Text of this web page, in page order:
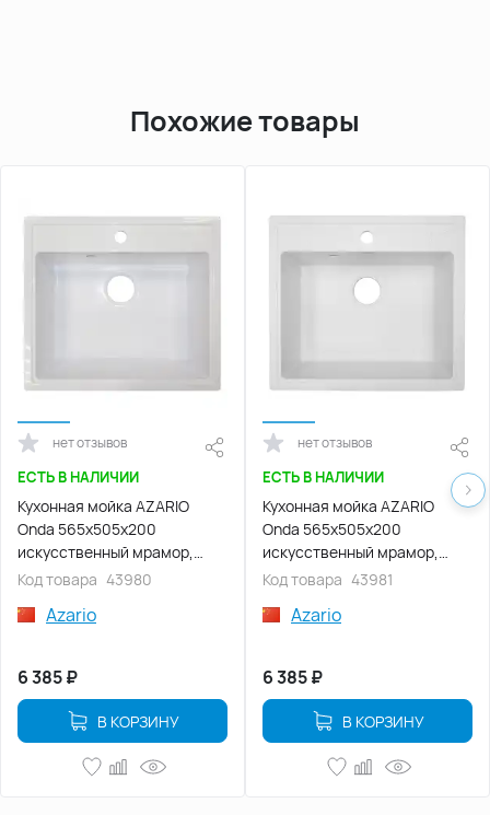
Похожие товары
нет отзывов
ЕСТЬ В НАЛИЧИИ
Кухонная мойка AZARIO
Onda 565x505x200
искусственный мрамор,
цвет белый: CS00105221
Код товара 43980
Azario
6 385₽
В КОРЗИНУ
нет отзывов
ЕСТЬ В НАЛИЧИИ
Кухонная мойка AZARIO
Onda 565x505x200
искусственный мрамор,
цвет белый крап:
Код товара 43981
Azario
6 385₽
В КОРЗИНУ